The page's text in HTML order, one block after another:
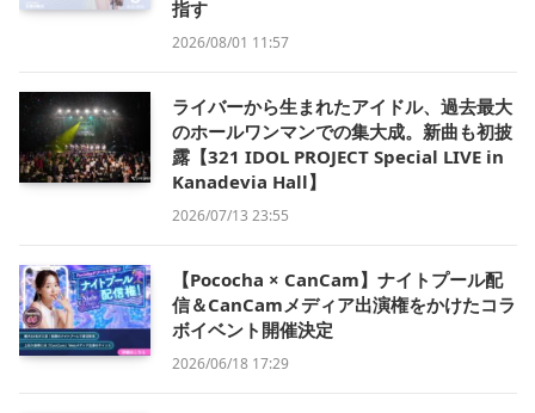
指す
2026/08/01 11:57
ライバーから生まれたアイドル、過去最大
のホールワンマンでの集大成。新曲も初披
露【321 IDOL PROJECT Special LIVE in
Kanadevia Hall】
2026/07/13 23:55
【Pococha × CanCam】ナイトプール配
信＆CanCamメディア出演権をかけたコラ
ボイベント開催決定
2026/06/18 17:29